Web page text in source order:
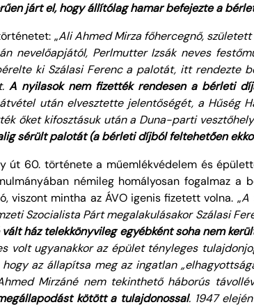
járt el, hogy állítólag hamar befejezte a
„Ali Ahmed Mirza főhercegnő,
nevelőapjától, Perlmutter Izsák neves
ki Szálasi Ferenc a palotát, itt rendezte
A nyilasoknem fizették rendesen a bérleti
után elvesztette jelentőségét, a Hűség
őket kifosztásuk után a Duna-parti
sérült palotát (abérleti díjbólfeltehetően
út 60. története a műemlékvédelem és
némileg homályosan fogalmaz a
viszont mintha az ÁVO igenis fizetett volna. „A
Szocialista Párt megalakulásakor Szálasi
vált ház telekkönyvileg egyébként soha nem
volt ugyanakkor az épület tényleges
az állapítsa meg az ingatlan
Mirzáné nem tekinthető háborús
kötött a tulajdonossal. 1947